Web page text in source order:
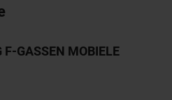
GASSEN MOBIELE